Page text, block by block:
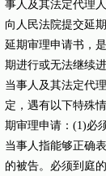
事人及其法定代理
向人民法院提交延
延期审理申请书，
期进行或无法继续
当事人及其法定代
定，遇有以下特殊
期审理申请：(1)必
当事人指能够正确
的被告。必须到庭